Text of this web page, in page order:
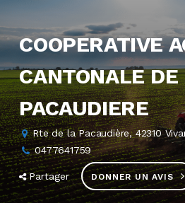
COOPERATIVE
CANTONALE DE
PACAUDIERE
Rte de la Pacaudière, 42310
0477641759
Partager DONNER UN AVIS